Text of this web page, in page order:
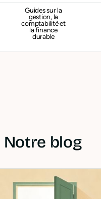
Guides sur la
gestion, la
comptabilité et
la finance
durable
Notre blog